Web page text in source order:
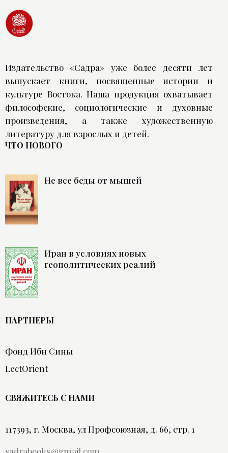
Издательство «Садра» уже более десяти лет
выпускает книги, посвященные истории и
культуре Востока. Наша продукция охватывает
философские, социологические и духовные
произведения, а также художественную
литературу для взрослых и детей.
ЧТО НОВОГО
Не все беды от мышей
Иран в условиях новых
геополитических реалий
ПАРТНЕРЫ
Фонд Ибн Сины
LectOrient
СВЯЖИТЕСЬ С НАМИ
117393, г. Москва, ул Профсоюзная, д. 66, стр. 1